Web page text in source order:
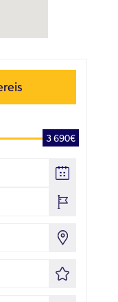
3 690€